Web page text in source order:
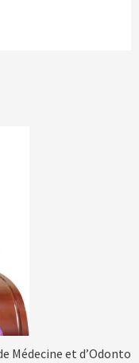
Médecine et d’Odonto